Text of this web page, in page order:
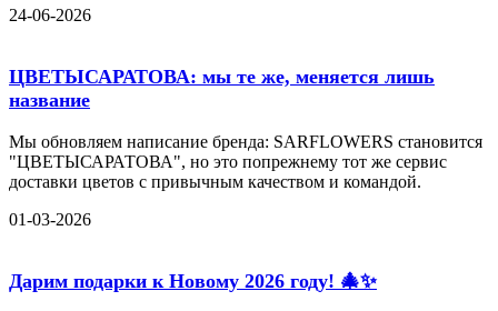
24-06-2026
ЦВЕТЫСАРАТОВА: мы те же, меняется лишь
название
Мы обновляем написание бренда: SARFLOWERS становится
"ЦВЕТЫСАРАТОВА", но это попрежнему тот же сервис
доставки цветов с привычным качеством и командой.
01-03-2026
Дарим подарки к Новому 2026 году! 🎄✨